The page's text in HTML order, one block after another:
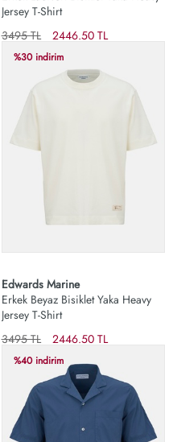
Jersey T-Shirt
3495 TL
2446.50 TL
%30 indirim
Edwards Marine
Erkek Beyaz Bisiklet Yaka Heavy
Jersey T-Shirt
3495 TL
2446.50 TL
%40 indirim